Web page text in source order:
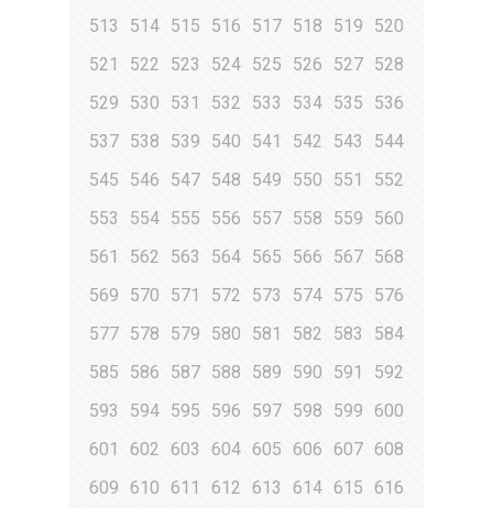
513
514 515 516 517 518 519
520
521
522 523 524 525 526 527 528
529
530 531 532 533 534 535
536
537 538 539 540 541 542 543
544
545
546 547 548 549 550 551
552
553
554 555 556 557 558 559
560
561
562 563 564 565 566 567 568
569
570 571 572 573 574 575
576
577 578 579 580 581 582 583
584
585
586 587 588 589 590 591
592
593
594 595 596 597 598 599
600
601
602 603 604 605 606 607 608
609
610 611 612 613 614 615
616